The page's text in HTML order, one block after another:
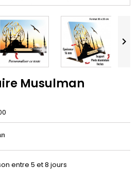

Musulman
entre 5 et 8 jours